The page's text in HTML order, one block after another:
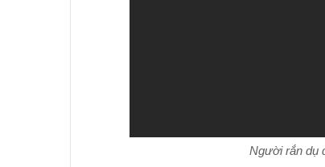
Người rắn dụ